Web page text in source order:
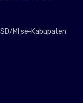
MI se-Kabupaten